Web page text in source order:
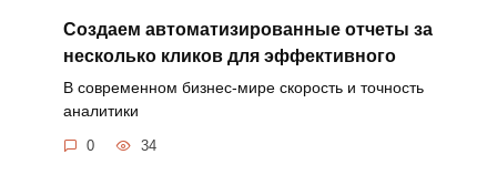
Создаем автоматизированные отчеты за
несколько кликов для эффективного
В современном бизнес-мире скорость и точность
аналитики
0 34